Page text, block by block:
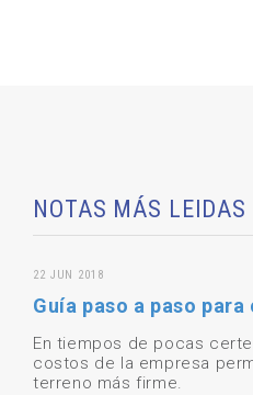
NOTAS MÁS LEIDAS
22 JUN 2018
Guía paso a paso
En tiempos de pocas
costos de la empresa
terreno más firme.